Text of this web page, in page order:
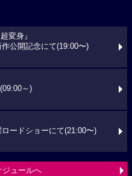
変身』
公開記念にて(19:00〜)
～)
ードショーにて(21:00〜)
ジュールへ